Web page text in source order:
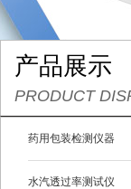
产品展示
PRODUCT
药用包装检测仪器
水汽透过率测试仪